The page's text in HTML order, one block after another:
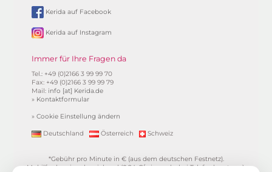
Kerida auf Facebook
Kerida auf Instagram
Immer für Ihre Fragen da
Tel.: +49 (0)2166 3 99 99 70
Fax: +49 (0)2166 3 99 99 79
Mail: info [at] Kerida.de
» Kontaktformular
»Cookie Einstellung ändern
Deutschland Österreich Schweiz
*Gebühr pro Minute in € (aus dem deutschen Festnetz).
Mobilfunkpreise abweichend (0,24 €/min. mehr bei Telefonberatung).